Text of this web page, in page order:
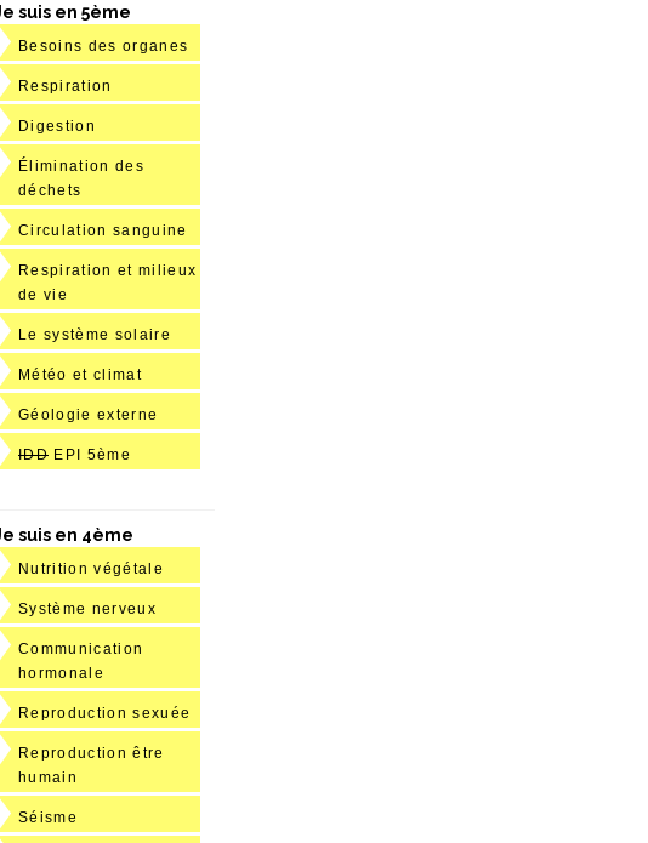
suis en 5ème
Besoins des organes
Respiration
Digestion
Élimination des
déchets
Circulation sanguine
Respiration et milieux
de vie
Le système solaire
Météo et climat
Géologie externe
IDD EPI 5ème
suis en 4ème
Nutrition végétale
Système nerveux
Communication
hormonale
Reproduction sexuée
Reproduction être
humain
Séisme